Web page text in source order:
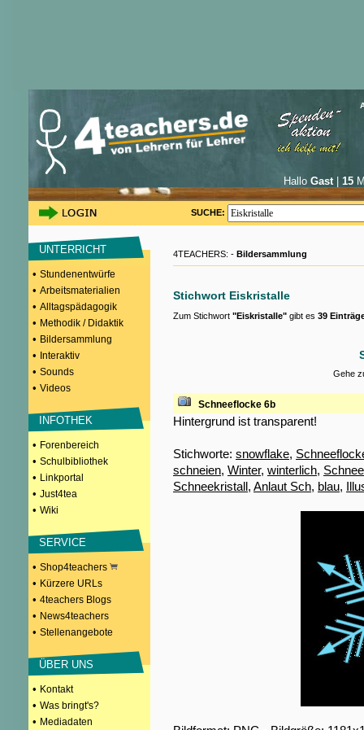
Hallo Gast| 15
SUCHE:
UNTERRICHT
• Stundenentwürfe
• Arbeitsmaterialien
• Alltagspädagogik
• Methodik / Didaktik
• Bildersammlung
• Interaktiv
• Sounds
• Videos
INFOTHEK
• Forenbereich
• Schulbibliothek
• Linkportal
• Just4tea
• Wiki
SERVICE
• Shop4teachers
• Kürzere URLs
• 4teachers Blogs
• News4teachers
• Stellenangebote
ÜBER UNS
• Kontakt
• Was bringt's?
• Mediadaten
4TEACHERS: - Bildersammlung
Stichwort Eiskristalle
Zum Stichwort "Eiskristalle" gibt es 39
Gehe
Schneeflocke 6b
Hintergrund ist transparent!
Stichworte: snowflake,
schneien, Winter, winterlich, Schnee
Schneekristall, Anlaut Sch, blau,